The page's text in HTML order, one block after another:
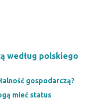
według polskiego
gospodarczą?
mieć status